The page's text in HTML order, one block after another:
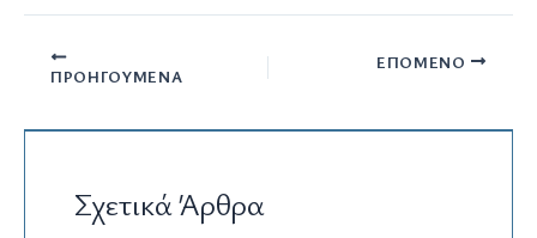
ΠΡΟΗΓΟΎΜΕΝΑ
ΕΠΌΜΕΝΟ
Σχετικά Άρθρα